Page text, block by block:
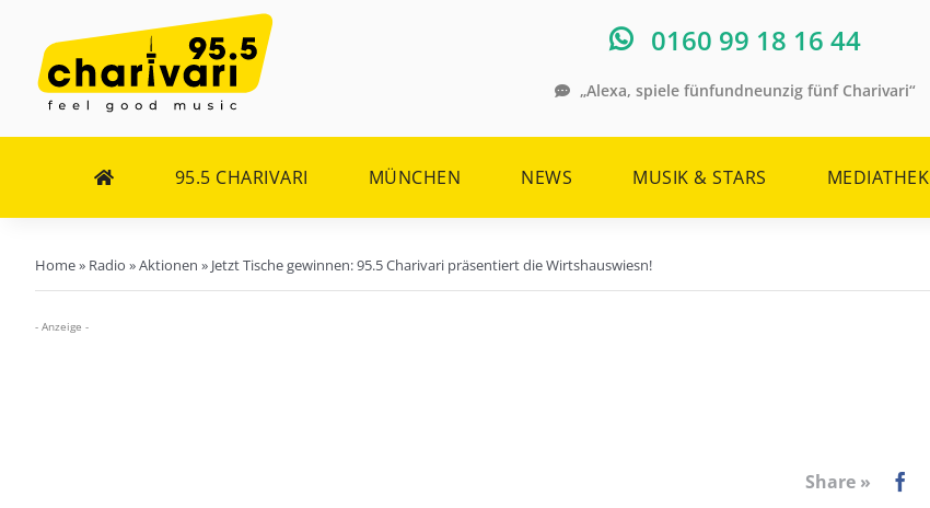
Inhalt
springen
0160 99 18 16 44
„Alexa, spiele fünfundneunzig fünf Charivari“
95.5 CHARIVARI MÜNCHEN NEWS MUSIK & STARS MEDIATHEK
Home» Radio »Aktionen » Jetzt Tische gewinnen: 95.5 Charivari präsentiert die Wirtshauswiesn!
- Anzeige -
Share »